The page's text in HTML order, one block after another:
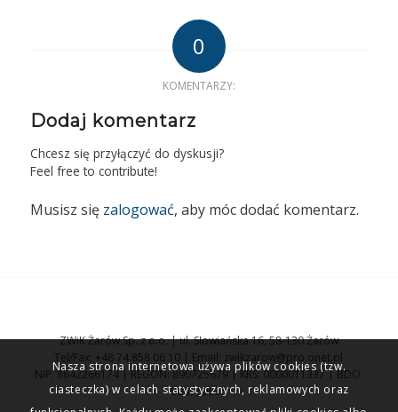
0
KOMENTARZY:
Dodaj komentarz
Chcesz się przyłączyć do dyskusji?
Feel free to contribute!
Musisz się zalogować, aby móc dodać komentarz.
ZWiK Żarów Sp. z o.o. | ul. Słowiańska 16, 58-130 Żarów
Tel/Fax: +48 74 858 06 10 | Email: zwikzarow@pro.onet.pl
NIP: 8842266174 | REGON: 890725679 | KRS: 0000011337 | BDO:
000560635
Nasza strona internetowa używa plików cookies (tzw.
ciasteczka) w celach statystycznych, reklamowych oraz